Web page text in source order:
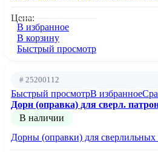
Цена:
В избранное
В корзину
Быстрый просмотр
# 25200112
Быстрый просмотрВ избранное
Дорн (оправка) для сверл.
В наличии
Дорны (оправки) для сверлильных